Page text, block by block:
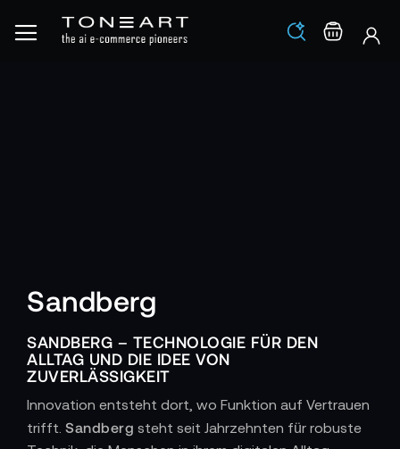
Los
Sandberg
SANDBERG – TECHNOLOGIE FÜR DEN
ALLTAG UND DIE IDEE VON
ZUVERLÄSSIGKEIT
Innovation entsteht dort, wo Funktion auf Vertrauen
trifft. Sandberg steht seit Jahrzehnten für robuste